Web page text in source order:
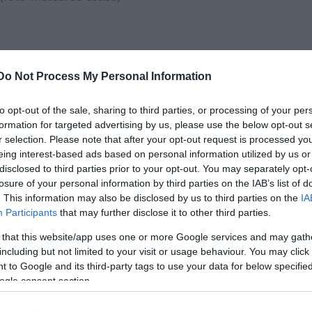
Not Process My Personal Information
opt-out of the sale, sharing to third parties, or processing of your
for targeted advertising by us, please use the below opt-out
selection. Please note that after your opt-out request is processed
interest-based ads based on personal information utilized by us
to third parties prior to your opt-out. You may separately
of your personal information by third parties on the IAB’s list of
This information may also be disclosed by us to third parties on the
Participants that may further disclose it to other third parties.
that this website/app uses one or more Google services and may
but not limited to your visit or usage behaviour. You may
to Google and its third-party tags to use your data for below
consent section.
romboló természetét mutatja meg. „
eltipró társadalmi kötöttségek bírálata. Lorca
Aki meghajlik a kemény hagyományok előtt,
aki derűt, boldogságot igényel, az belepusztul” –
műről Juronics Tamás, a táncdarab koreográfusa.
elmesélni: „A táncmű egyfajta sűrítmény, a
esszenciája, lenyomata. Nem a dráma történetét
az elfojtásokból adódó feszültséget, a